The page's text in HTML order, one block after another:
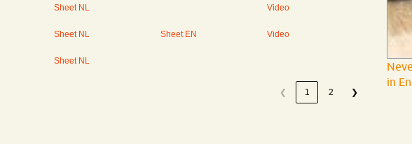
Sheet NL Video
Sheet NL Sheet EN Video
Sheet NL
❮ 1 2 ❯
in